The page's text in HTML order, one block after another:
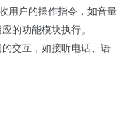
用户的操作指令，如音量
的功能模块执行。
交互，如接听电话、语